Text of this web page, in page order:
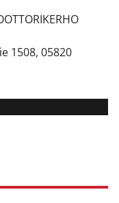
1508, 05820